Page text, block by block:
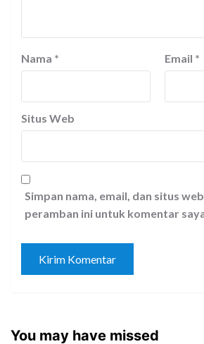
Nama * Email *
Situs Web
Simpan nama, email, dan situs
peramban ini untuk komentar
You may have missed